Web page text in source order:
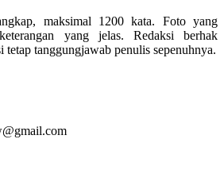
maksimal 1200 kata. Foto yang
yang jelas. Redaksi berhak
tetap tanggungjawab penulis sepenuhnya.